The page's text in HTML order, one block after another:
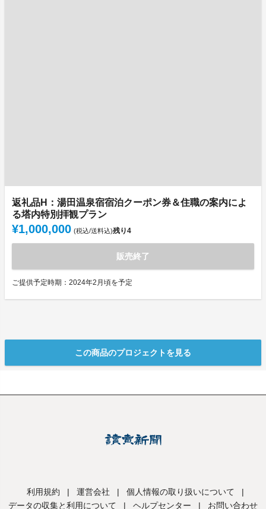
返礼品H：湯田温泉宿宿泊クーポン券＆住職の案内によ
る塔内特別拝観プラン
¥1,000,000 (税込/送料込)残り4
販売終了
ご提供予定時期：2024年2月頃を予定
この商品のプロジェクトを見る
利用規約 | 運営会社 | 個人情報の取り扱いについて
|
データの収集と利用について
| ヘルプセンター | お問い合わせ